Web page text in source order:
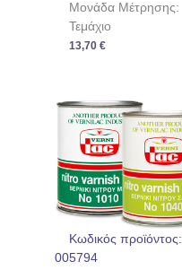
Μονάδα Μέτρησης:
Τεμάχιο
13,70€
Κωδικός προϊόντος:
005794